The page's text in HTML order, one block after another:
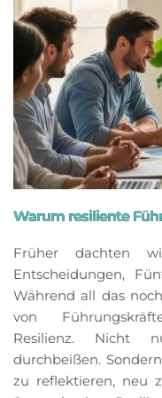
Warum resiliente
Früher dachten
Entscheidungen,
Während all das
von
Resilienz. Nicht
durchbeißen.
zu reflektieren, neu